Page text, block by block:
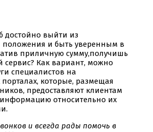
достойно выйти из
положения и быть уверенным в
приличную сумму,получишь
сервис? Как вариант, можно
специалистов на
которые, размещая
предоставляют клиентам
относительно их
и всегда рады помочь в